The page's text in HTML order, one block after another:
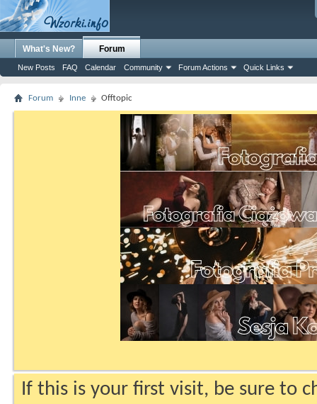
What's New? Forum
New Posts FAQ Calendar Community Forum Actions Quick Links
Forum Inne Offtopic
If this is your first visit, be sure to